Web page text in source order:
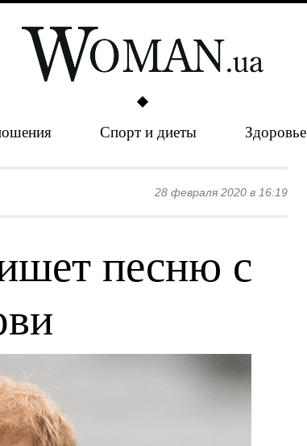
Спорт и диеты Здоровье
28 февраля 2020 в 16:19
песню с